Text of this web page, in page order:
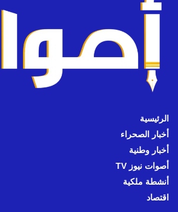
الرئيسية
أخبار الصحراء
أخبار وطنية
أصوات نيوز TV
أنشطة ملكية
اقتصاد